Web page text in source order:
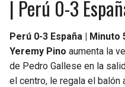
| Perú 0-3
Perú 0-3 España | Minuto
Yeremy Pino aumenta la
de Pedro Gallese en la
el centro, le regala el balón